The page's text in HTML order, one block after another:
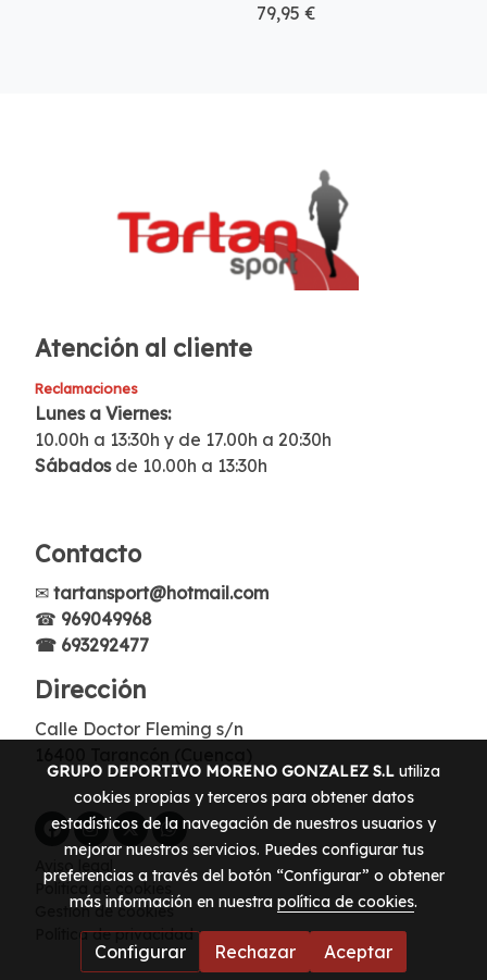
79,95 €
Atención al cliente
Reclamaciones
Lunes a Viernes:
10.00h a 13:30h y de 17.00h a 20:30h
Sábados de 10.00h a 13:30h
Contacto
✉ tartansport@hotmail.com
☎ 969049968
☎ 693292477
Dirección
Calle Doctor Fleming s/n
Aviso legal
Política de cookies
Gestión de cookies
Política de privacidad
GRUPO DEPORTIVO MORENO GONZALEZ S.L utiliza
cookies propias y terceros para obtener datos
estadísticos de la navegación de nuestros usuarios y
mejorar nuestros servicios. Puedes configurar tus
preferencias a través del botón “Configurar” o obtener
más información en nuestra política de cookies.
Configurar Rechazar Aceptar